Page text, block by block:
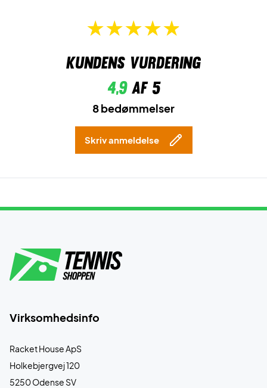
Kundens vurdering
4,9af 5
8 bedømmelser
Skriv anmeldelse
Virksomhedsinfo
Racket House ApS
Holkebjergvej 120
5250 Odense SV